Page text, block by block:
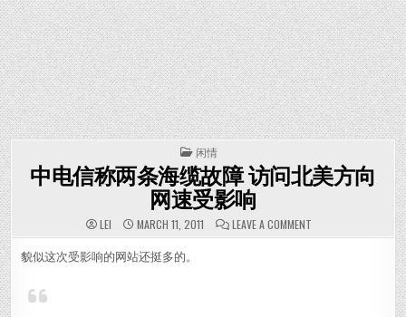
POSTED IN
闲情
中电信称两条海缆故障 访问北美方向
网速受影响
LEI MARCH 11, 2011 LEAVE A COMMENTON 中电信称两条
貌似这次受影响的网站还挺多的。